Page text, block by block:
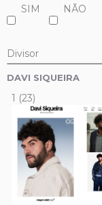
SIM NÃO
Divisor
DAVI SIQUEIRA
1 (23)